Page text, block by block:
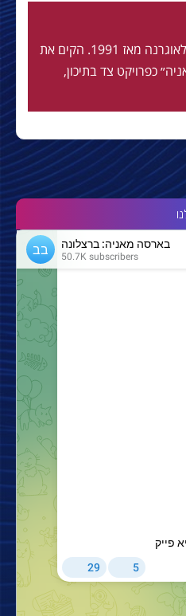
חי ונושם בלאוגרנה מאז 1991. הקים את
כפרויקט צד בתיכון,